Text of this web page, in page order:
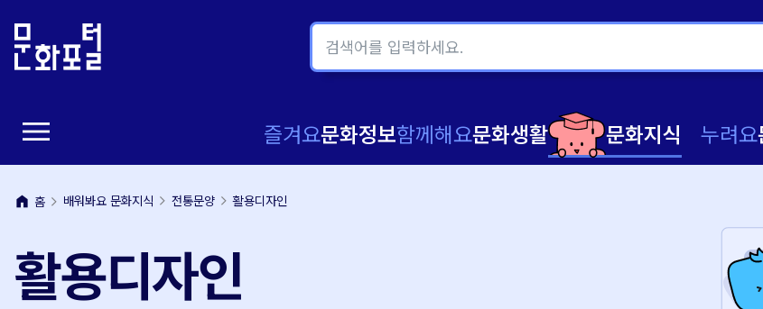
문
내
메
뉴
메
기
menu 즐겨요문화정보함께해요문화생활 문화지식 누려요
home 홈 배워봐요 문화지식 전통문양 활용디자인
활용디자인